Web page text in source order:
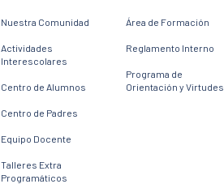
Nuestra Comunidad
Actividades
Interescolares
Centro de Alumnos
Centro de Padres
Equipo Docente
Talleres Extra
Programáticos
Área de Formación
Reglamento Interno
Programa de
Orientación y Virtudes